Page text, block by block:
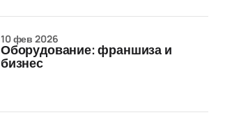
Оборудование: франшиза и
бизнес
10 фев 2026